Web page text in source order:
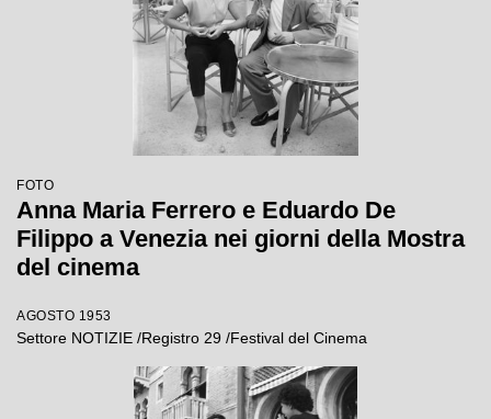
FOTO
Anna Maria Ferrero e Eduardo De
Filippo a Venezia nei giorni della Mostra
del cinema
AGOSTO 1953
Settore NOTIZIE /Registro 29 /Festival del Cinema